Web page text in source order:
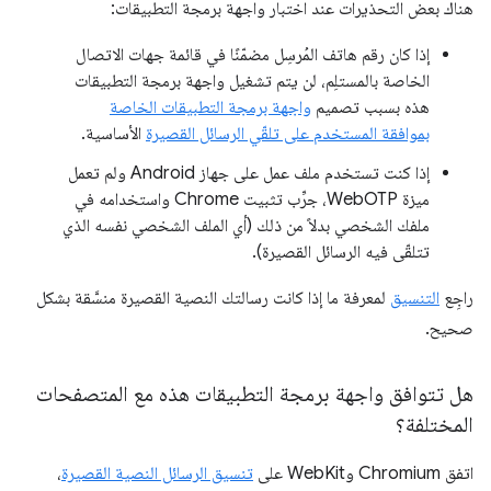
هناك بعض التحذيرات عند اختبار واجهة برمجة التطبيقات:
إذا كان رقم هاتف المُرسِل مضمّنًا في قائمة جهات الاتصال
الخاصة بالمستلِم، لن يتم تشغيل واجهة برمجة التطبيقات
هذه بسبب تصميم واجهة برمجة التطبيقات الخاصة
بموافقة المستخدم على تلقّي الرسائل القصيرة الأساسية.
إذا كنت تستخدم ملف عمل على جهاز Android ولم تعمل
ميزة WebOTP، جرِّب تثبيت Chrome واستخدامه في
ملفك الشخصي بدلاً من ذلك (أي الملف الشخصي نفسه الذي
تتلقّى فيه الرسائل القصيرة).
راجِع التنسيق لمعرفة ما إذا كانت رسالتك النصية القصيرة منسَّقة بشكل
صحيح.
هل تتوافق واجهة برمجة التطبيقات هذه مع المتصفحات
المختلفة؟
اتفق Chromium وWebKit على تنسيق الرسائل النصية القصيرة،